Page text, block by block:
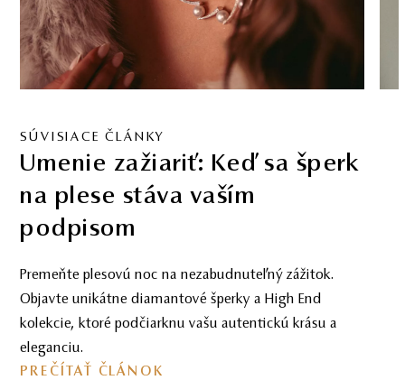
SÚVISIACE ČLÁNKY
Umenie zažiariť: Keď sa šperk
na plese stáva vaším
podpisom
Premeňte plesovú noc na nezabudnuteľný zážitok.
Objavte unikátne diamantové šperky a High End
kolekcie, ktoré podčiarknu vašu autentickú krásu a
eleganciu.
PREČÍTAŤ ČLÁNOK